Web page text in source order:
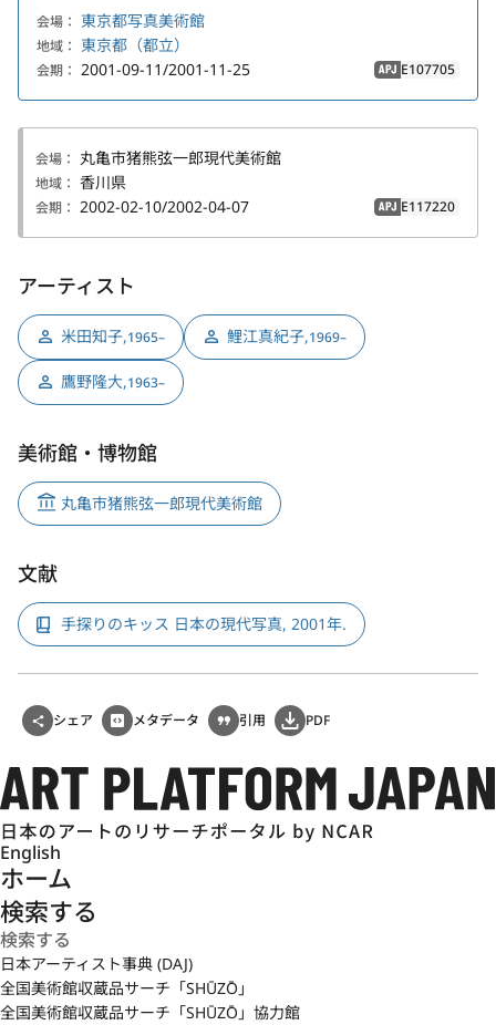
会場： 東京都写真美術館
地域： 東京都（都立）
会期： 2001-09-11/2001-11-25 APJ E107705
会場： 丸亀市猪熊弦一郎現代美術館
地域： 香川県
会期： 2002-02-10/2002-04-07 APJ E117220
アーティスト
米田知子,1965– 鯉江真紀子,1969–
鷹野隆大,1963–
美術館・博物館
丸亀市猪熊弦一郎現代美術館
文献
手探りのキッス 日本の現代写真, 2001年.
シェア メタデータ 引用 PDF
English
ホーム
検索する
日本アーティスト事典 (DAJ)
全国美術館収蔵品サーチ「SHŪZŌ」
全国美術館収蔵品サーチ「SHŪZŌ」協力館